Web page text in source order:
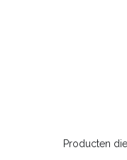
Producten